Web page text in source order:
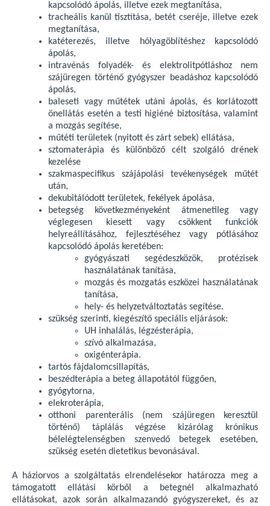
kapcsolódó ápolás, illetve ezek megtanítása,
tracheális kanül tisztítása, betét cseréje, illetve ezek
megtanítása,
katéterezés, illetve hólyagöblítéshez kapcsolódó
ápolás,
intravénás folyadék- és elektrolitpótláshoz nem
szájüregen történő gyógyszer beadáshoz kapcsolódó
ápolás,
baleseti vagy műtétek utáni ápolás, és korlátozott
önellátás esetén a testi higiéné biztosítása, valamint
a mozgás segítése,
műtéti területek (nyitott és zárt sebek) ellátása,
sztomaterápia és különböző célt szolgáló drének
kezelése
szakmaspecifikus szájápolási tevékenységek műtét
után,
dekubitálódott területek, fekélyek ápolása,
betegség következményeként átmenetileg vagy
véglegesen kiesett vagy csökkent funkciók
helyreállításához, fejlesztéséhez vagy pótlásához
kapcsolódó ápolás keretében:
gyógyászati segédeszközök, protézisek
használatának tanítása,
mozgás és mozgatás eszközei használatának
tanítása,
hely- és helyzetváltoztatás segítése.
szükség szerinti, kiegészítő speciális eljárások:
UH inhalálás, légzésterápia,
szívó alkalmazása,
oxigénterápia.
tartós fájdalomcsillapítás,
beszédterápia a beteg állapotától függően,
gyógytorna,
elekroterápia,
otthoni parenterális (nem szájüregen keresztül
történő) táplálás végzése kizárólag krónikus
bélelégtelenségben szenvedő betegek esetében,
szükség esetén dietetikus bevonásával.
A háziorvos a szolgáltatás elrendelésekor határozza meg a
támogatott ellátási körből a betegnél alkalmazható
ellátásokat, azok során alkalmazandó gyógyszereket, és az